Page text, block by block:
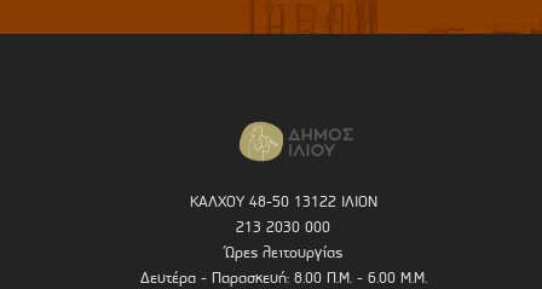
ΚΑΛΧΟΥ 48-50 13122 ΙΛΙΟΝ
213 2030 000
Ώρες λειτουργίας
Δευτέρα - Παρασκευή: 8.00 Π.Μ. - 6.00 Μ.Μ.